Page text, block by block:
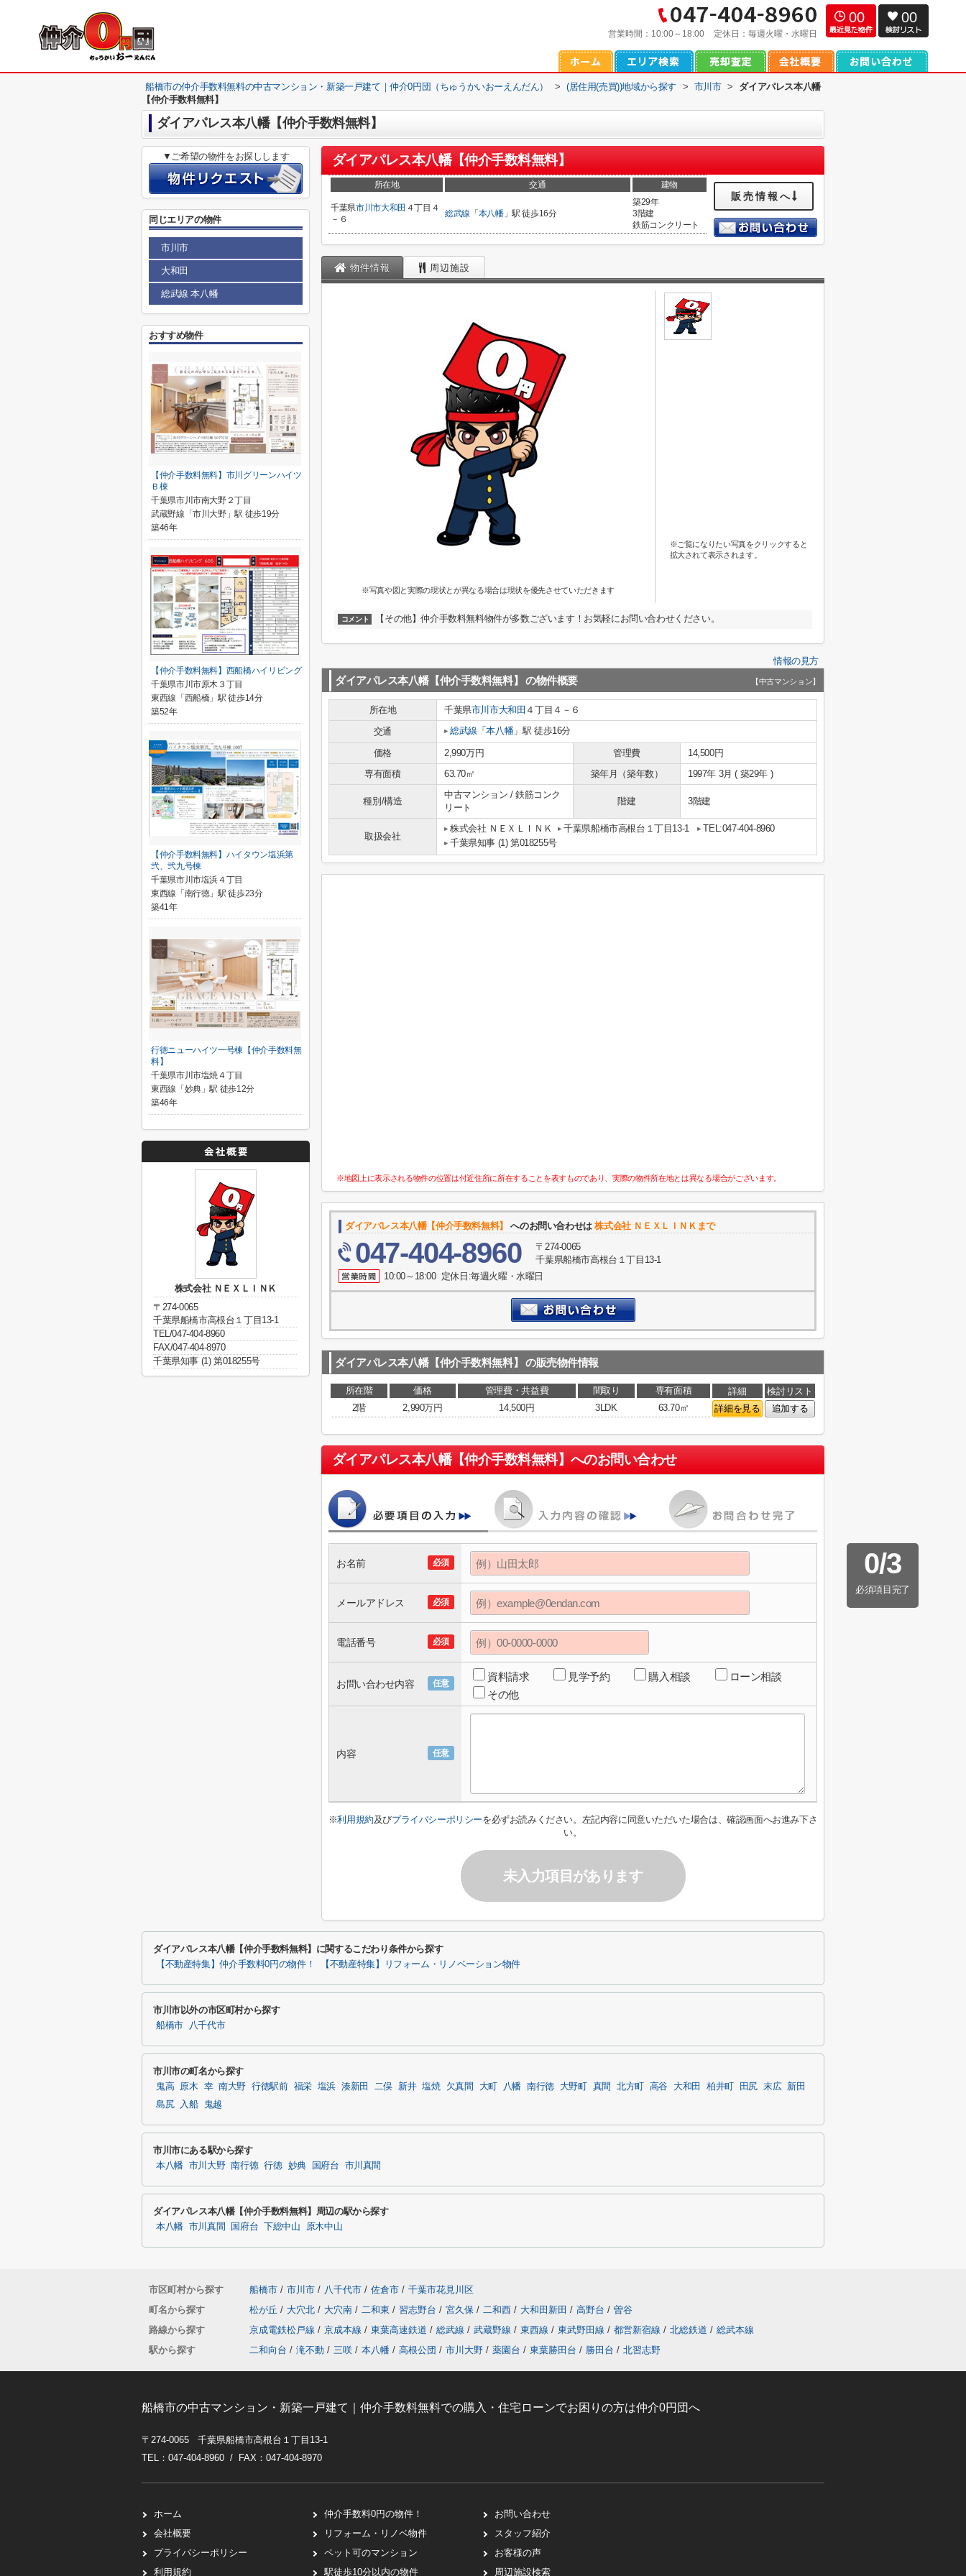
営業時間： 10:00～18:00 定休日： 毎週火曜・水曜日
00 00
船橋市の仲介手数料無料の中古マンション・新築一戸建て｜仲介0円団（ちゅうかいおーえんだん） > (居住用(売買))地域から探す > 市川市 >
ダイアパレス本八幡
【仲介手数料無料】
ダイアパレス本八幡【仲介手数料無料】
ダイアパレス本八幡【仲介手数料無料】
所在地 交通 建物
千葉県市川市大和田 ４丁目４
－６
総武線 「 本八幡」駅 徒歩16分
築29年
3階建
鉄筋コンクリート
販売情報へ
物件情報 周辺施設
※写真や図と実際の現状とが異なる場合は現状を優先させていただきます
※ご覧になりたい写真をクリックすると
拡大されて表示されます。
コメント 【その他】仲介手数料無料物件が多数ございます！お気軽にお問い合わせください。
情報の見方
ダイアパレス本八幡【仲介手数料無料】 の物件概要 【中古マンション】
所在地 千葉県市川市大和田 ４丁目４－６
交通
総武線 「本八幡 」駅 徒歩16分
価格 2,990万円 管理費
14,500円
専有面積
63.70㎡ 築年月（築年数） 1997年 3月 ( 築29年 )
種別/構造
中古マンション / 鉄筋コンク
リート
階建 3階建
取扱会社
株式会社 ＮＥＸＬＩＮＫ 千葉県船橋市高根台１丁目13-1
TEL:047-404-8960
千葉県知事 (1) 第018255号
※地図上に表示される物件の位置は付近住所に所在することを表すものであり、実際の物件所在地とは異なる場合がございます。
ダイアパレス本八幡【仲介手数料無料】 へのお問い合わせは株式会社 ＮＥＸＬＩＮＫまで
047-404-8960
〒274-0065
千葉県船橋市高根台１丁目13-1
10:00～18:00 定休日:毎週火曜・水曜日
ダイアパレス本八幡【仲介手数料無料】 の販売物件情報
所在階 価格 管理費・共益費 間取り 専有面積 詳細
検討リスト
2階
2,990万円 14,500円 3LDK 63.70㎡ 詳細を見る 追加する
ダイアパレス本八幡【仲介手数料無料】 へのお問い合わせ
0/3
必須項目完了
必須
お名前
必須
メールアドレス
必須
電話番号
任意
お問い合わせ内容
資料請求 見学予約 購入相談
ローン相談
その他
任意
内容
※利用規約及びプライバシーポリシーを必ずお読みください。左記内容に同意いただいた場合は、確認画面へお進み下さ
い。
未入力項目があります
▼ご希望の物件をお探しします
同じエリアの物件
市川市
大和田
総武線 本八幡
おすすめ物件
【仲介手数料無料】市川グリーンハイツ
Ｂ棟
千葉県市川市南大野２丁目
武蔵野線「市川大野」駅 徒歩19分
築46年
【仲介手数料無料】西船橋ハイリビング
千葉県市川市原木３丁目
東西線「西船橋」駅 徒歩14分
築52年
【仲介手数料無料】ハイタウン塩浜第
弐、弐九号棟
千葉県市川市塩浜４丁目
東西線「南行徳」駅 徒歩23分
築41年
行徳ニューハイツ一号棟【仲介手数料無
料】
千葉県市川市塩焼４丁目
東西線「妙典」駅 徒歩12分
築46年
株式会社 ＮＥＸＬＩＮＫ
〒274-0065
千葉県船橋市高根台１丁目13-1
TEL/047-404-8960
FAX/047-404-8970
千葉県知事 (1) 第018255号
ダイアパレス本八幡【仲介手数料無料】に関するこだわり条件から探す
【不動産特集】仲介手数料0円の物件！ 【不動産特集】リフォーム・リノベーション物件
市川市以外の市区町村から探す
船橋市 八千代市
市川市の町名から探す
鬼高 原木 幸 南大野 行徳駅前 福栄 塩浜 湊新田 二俣 新井 塩焼 欠真間 大町 八幡 南行徳 大野町 真間 北方町 高谷 大和田 柏井町 田尻 末広
新田
島尻
入船 鬼越
市川市にある駅から探す
本八幡 市川大野 南行徳 行徳 妙典 国府台 市川真間
ダイアパレス本八幡【仲介手数料無料】周辺の駅から探す
本八幡 市川真間 国府台 下総中山 原木中山
市区町村から探す 船橋市 / 市川市 / 八千代市 / 佐倉市 / 千葉市花見川区
町名から探す
松が丘 / 大穴北 / 大穴南 / 二和東 / 習志野台 / 宮久保 / 二和西 / 大和田新田 / 高野台 / 曽谷
路線から探す
京成電鉄松戸線 / 京成本線 / 東葉高速鉄道 / 総武線 / 武蔵野線 / 東西線 / 東武野田線 / 都営新宿線 / 北総鉄道 / 総武本線
駅から探す
二和向台 / 滝不動 / 三咲 / 本八幡 / 高根公団 / 市川大野 / 薬園台 / 東葉勝田台 / 勝田台 / 北習志野
船橋市の中古マンション・新築一戸建て｜仲介手数料無料での購入・住宅ローンでお困りの方は仲介0円団へ
〒274-0065 千葉県船橋市高根台１丁目13-1
TEL：047-404-8960 / FAX：047-404-8970
ホーム
会社概要
プライバシーポリシー
利用規約
仲介手数料0円の物件！
リフォーム・リノベ物件
ペット可のマンション
駅徒歩10分以内の物件
お問い合わせ
スタッフ紹介
お客様の声
周辺施設検索